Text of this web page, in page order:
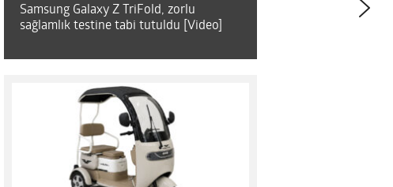
Samsung Galaxy Z TriFold, zorlu
sağlamlık testine tabi tutuldu [Video]